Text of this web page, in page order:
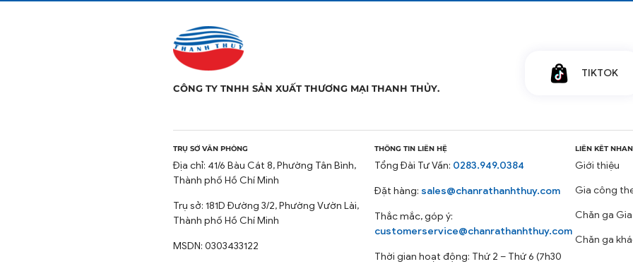
CÔNG TY TNHH SẢN XUẤT THƯƠNG MẠI THANH THỦY.
TIKTOK
TRỤ SỞ VĂN PHÒNG
Địa chỉ: 41/6 Bàu Cát 8, Phường Tân Bình,
Thành phố Hồ Chí Minh
Trụ sở: 181D Đường 3/2, Phường Vườn Lài,
Thành phố Hồ Chí Minh
MSDN: 0303433122
THÔNG TIN LIÊN HỆ
Tổng Đài Tư Vấn: 0283.949.0384
Đặt hàng: sales@chanrathanhthuy.com
Thắc mắc, góp ý:
customerservice@chanrathanhthuy.com
Thời gian hoạt động: Thứ 2 – Thứ 6 (7h30
LIÊN KẾT
Giới thiệu
Gia công
Chăn ga
Chăn ga